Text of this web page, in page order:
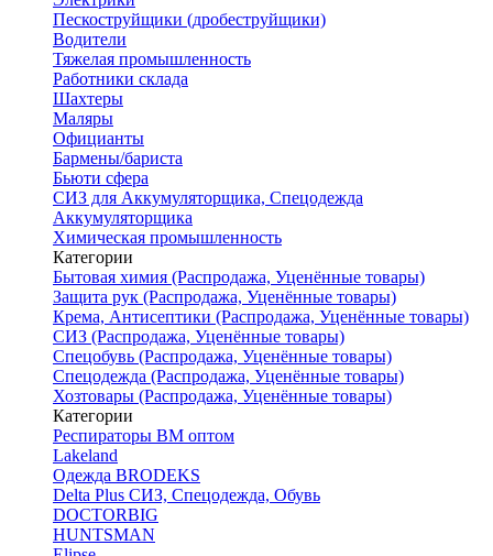
Пескоструйщики (дробеструйщики)
Водители
Тяжелая промышленность
Работники склада
Шахтеры
Маляры
Официанты
Бармены/бариста
Бьюти сфера
СИЗ для Аккумуляторщика, Спецодежда
Аккумуляторщика
Химическая промышленность
Категории
Бытовая химия (Распродажа, Уценённые товары)
Защита рук (Распродажа, Уценённые товары)
Крема, Антисептики (Распродажа, Уценённые товары)
СИЗ (Распродажа, Уценённые товары)
Спецобувь (Распродажа, Уценённые товары)
Спецодежда (Распродажа, Уценённые товары)
Хозтовары (Распродажа, Уценённые товары)
Категории
Респираторы ВМ оптом
Lakeland
Одежда BRODEKS
Delta Plus СИЗ, Спецодежда, Обувь
DOCTORBIG
HUNTSMAN